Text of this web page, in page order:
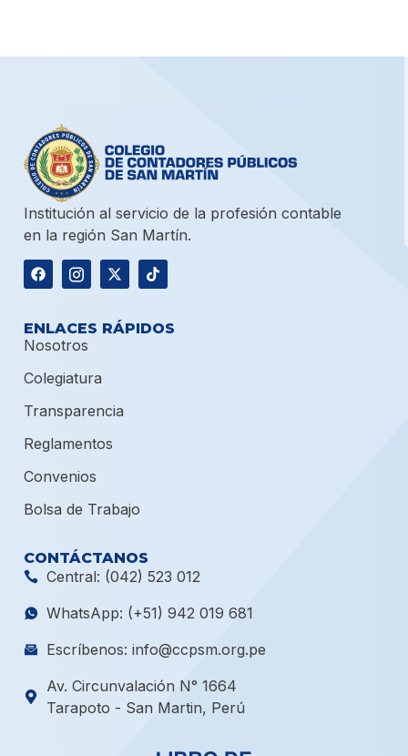
Institución al servicio de la profesión contable
en la región San Martín.
ENLACES RÁPIDOS
Nosotros
Colegiatura
Transparencia
Reglamentos
Convenios
Bolsa de Trabajo
CONTÁCTANOS
Central: (042) 523 012
WhatsApp: (+51) 942 019 681
Escríbenos: info@ccpsm.org.pe
Av. Circunvalación N° 1664
Tarapoto - San Martin, Perú